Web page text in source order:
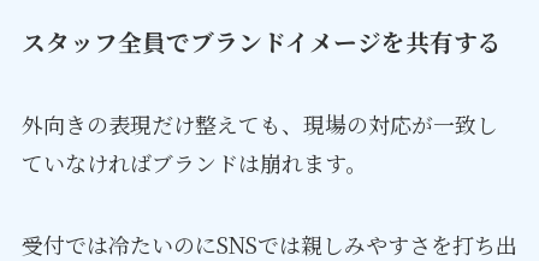
スタッフ全員でブランドイメージを共有する
外向きの表現だけ整えても、現場の対応が一致し
ていなければブランドは崩れます。
受付では冷たいのにSNSでは親しみやすさを打ち出